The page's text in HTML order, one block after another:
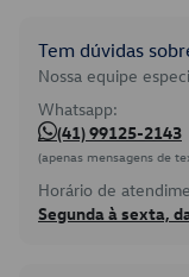
Tem dúvidas
Nossa equipe
Whatsapp:
(41) 99125-2143
(apenas mensagens de
Horário de
Segunda à sexta,